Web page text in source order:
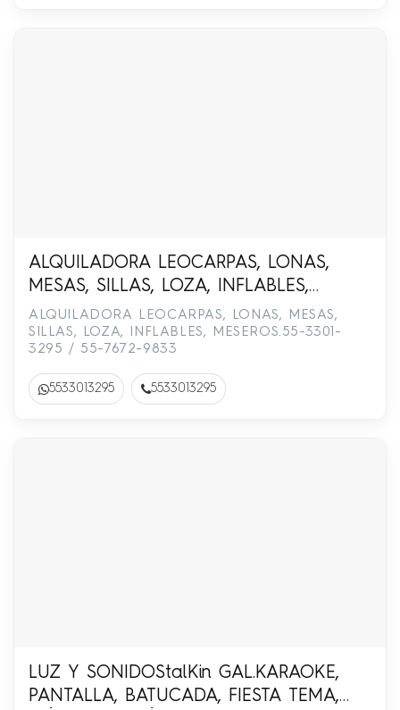
ALQUILADORA LEOCARPAS, LONAS,
MESAS, SILLAS, LOZA, INFLABLES,
MESEROS.55-3301-3295 / 55-7672-9833
ALQUILADORA LEOCARPAS, LONAS, MESAS,
SILLAS, LOZA, INFLABLES, MESEROS.55-3301-
3295 / 55-7672-9833
5533013295 5533013295
LUZ Y SONIDOStalKin GAL.KARAOKE,
PANTALLA, BATUCADA, FIESTA TEMA,